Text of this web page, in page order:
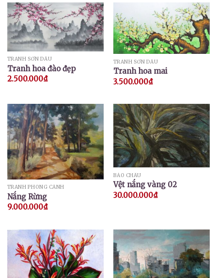
TRANH SƠN DẦU
Tranh hoa đào đẹp
2.500.000₫
TRANH SƠN DẦU
Tranh hoa mai
3.500.000₫
TRANH PHONG CẢNH
Nắng Rừng
9.000.000₫
BẢO CHÂU
Vệt nắng vàng 02
30.000.000₫